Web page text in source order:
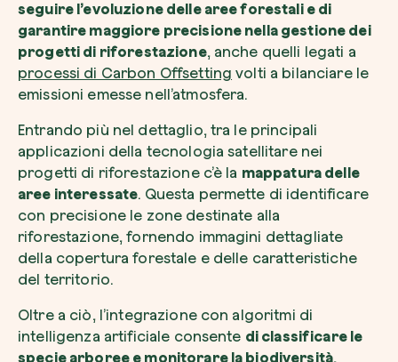
seguire l’evoluzione delle aree forestali e di
garantire maggiore precisione nella gestione dei
progetti di riforestazione, anche quelli legati a
processi di Carbon Offsetting volti a bilanciare le
emissioni emesse nell’atmosfera.
Entrando più nel dettaglio, tra le principali
applicazioni della tecnologia satellitare nei
progetti di riforestazione c’è la mappatura delle
aree interessate. Questa permette di identificare
con precisione le zone destinate alla
riforestazione, fornendo immagini dettagliate
della copertura forestale e delle caratteristiche
del territorio.
Oltre a ciò, l’integrazione con algoritmi di
intelligenza artificiale consente di classificare le
specie arboree e monitorare la biodiversità,